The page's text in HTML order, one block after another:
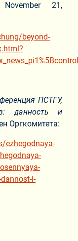
21,
beyond-
ПСТГУ,
данность и
Оргкомитета:
ezhegodnaya-
i-